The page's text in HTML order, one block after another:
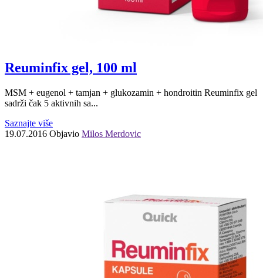
Reuminfix gel, 100 ml
MSM + eugenol + tamjan + glukozamin + hondroitin Reuminfix gel
sadrži čak 5 aktivnih sa...
Saznajte više
19.07.2016 Objavio Milos Merdovic